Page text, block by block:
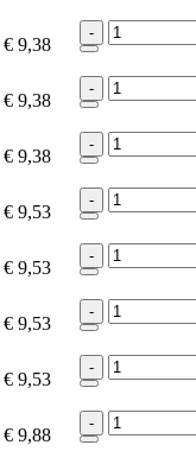
€ 9,38
-
€ 9,38
-
€ 9,38
-
€ 9,53
-
€ 9,53
-
€ 9,53
-
€ 9,53
-
€ 9,88
-